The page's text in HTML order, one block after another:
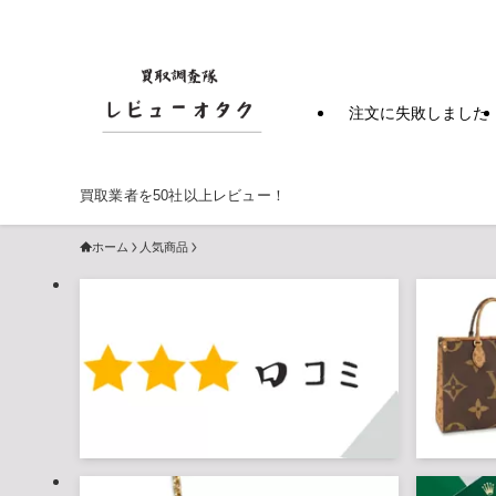
買取業者を50社以上レビュー！
注文に失敗しました
ホーム 人気商品